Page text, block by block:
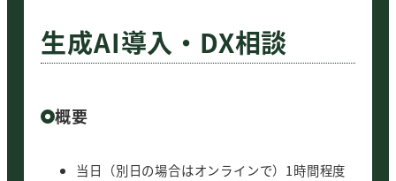
録画・録音はご遠慮願います（逆に株式会社週
休3日で録音・録画させていただくことがあり
生成AI導入・DX相談
概要
当日（別日の場合はオンラインで）1時間程度